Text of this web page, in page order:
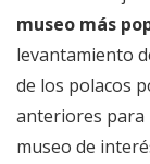
museo más
levantamiento
de los polacos
anteriores para
museo de